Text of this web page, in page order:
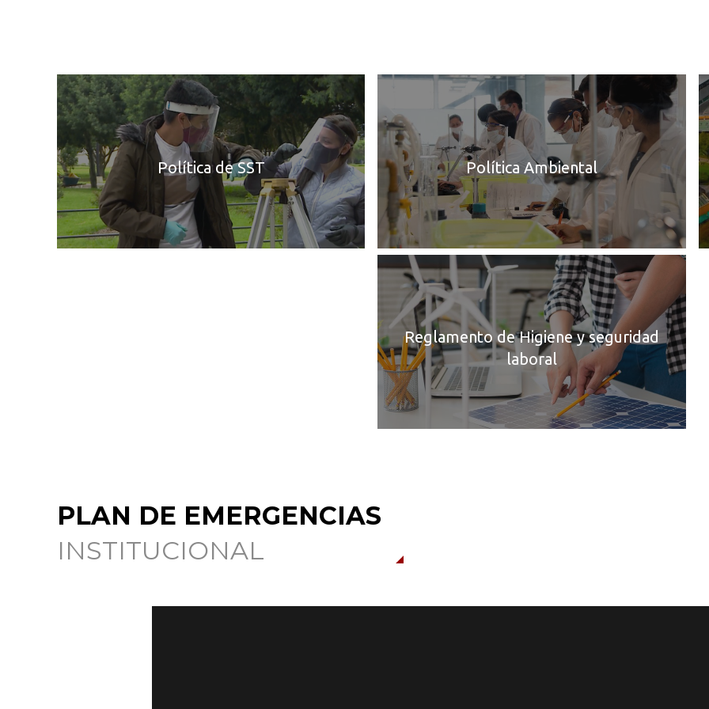
Política de SST
Conozca aquí la política
Conoce más
Política Ambiental
Reglamento de Higiene y seguridad
laboral
PLAN DE EMERGENCIAS
INSTITUCIONAL